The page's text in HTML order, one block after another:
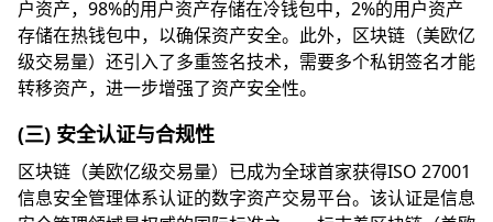
户资产，98%的用户资产存储在冷钱包中，2%的用户资产
存储在热钱包中，以确保资产安全。此外，区块链（美欧亿
级交易量）还引入了多重签名技术，需要多个私钥签名才能
转移资产，进一步增强了资产安全性。
(三) 安全认证与合规性
区块链（美欧亿级交易量）已成为全球首家获得ISO 27001
信息安全管理体系认证的数字资产交易平台。该认证是信息